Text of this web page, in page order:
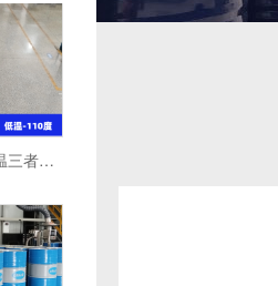
导热油炉温、介质温度、膜温三者区别与正确使用规范